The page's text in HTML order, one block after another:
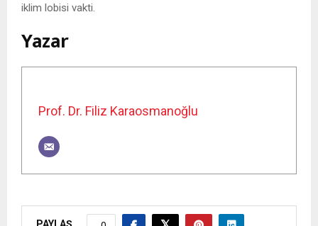
iklim lobisi vakti.
Yazar
Prof. Dr. Filiz Karaosmanoğlu